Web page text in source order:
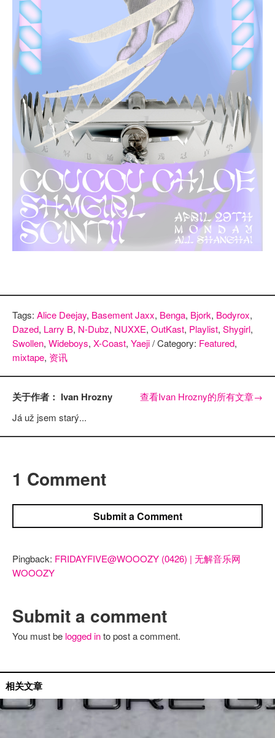
Tags: Alice Deejay, Basement Jaxx, Benga, Bjork, Bodyrox,
Dazed, Larry B, N-Dubz, NUXXE, OutKast, Playlist, Shygirl,
Swollen, Wideboys, X-Coast, Yaeji/ Category: Featured,
mixtape, 资讯
关于作者： Ivan Hrozny 查看Ivan Hrozny的所有文章→
Já už jsem starý...
1 Comment
Submit a Comment
Pingback: FRIDAYFIVE@WOOOZY (0426) | 无解音乐网
WOOOZY
Submit a comment
You must be logged into post a comment.
相关文章
无解电场